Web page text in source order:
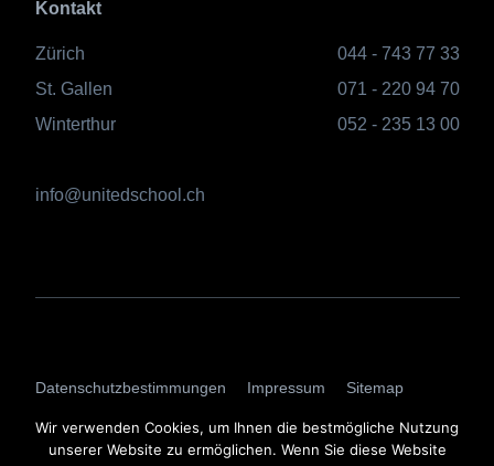
Kontakt
Zürich
044 - 743 77 33
St. Gallen
071 - 220 94 70
Winterthur
052 - 235 13 00
info@unitedschool.ch
Datenschutzbestimmungen AGBs
Impressum
Sitemap
Login
Wir verwenden Cookies, um Ihnen die bestmögliche Nutzung
unserer Website zu ermöglichen. Wenn Sie diese Website